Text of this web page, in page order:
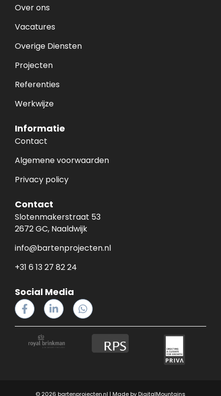
Over ons
Vacatures
Overige Diensten
Projecten
Referenties
Werkwijze
Informatie
Contact
Algemene voorwaarden
Privacy policy
Contact
Slotenmakerstraat 53
2672 GC, Naaldwijk
info@bartenprojecten.nl
+31 6 13 27 82 24
Social Media
© 2026 bartenprojecten.nl | Made by DigitalMountains